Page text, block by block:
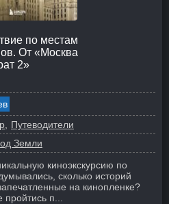
по местам
От «Москва
2»
Путеводители
Земли
киноэкскурсию по
сколько историй
на кинопленке?
п...